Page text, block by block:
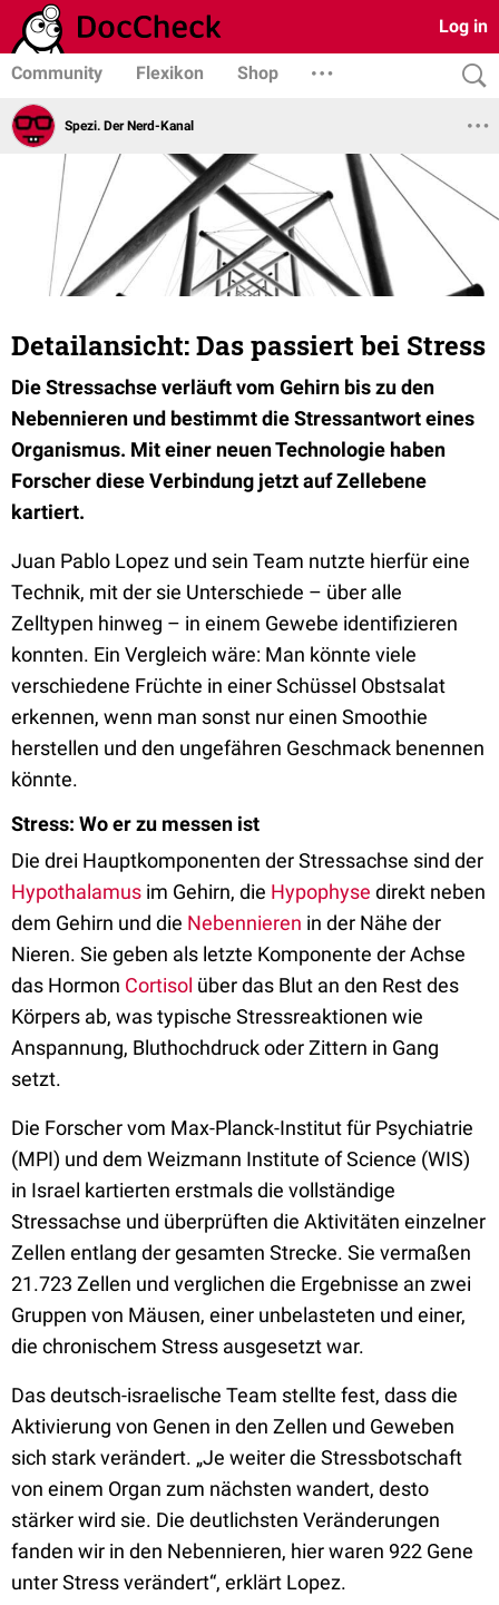
Log in
Community Flexikon Shop
Spezi. Der Nerd-Kanal
Detailansicht: Das passiert bei Stress
Die Stressachse verläuft vom Gehirn bis zu den
Nebennieren und bestimmt die Stressantwort eines
Organismus. Mit einer neuen Technologie haben
Forscher diese Verbindung jetzt auf Zellebene
kartiert.
Juan Pablo Lopez und sein Team nutzte hierfür eine
Technik, mit der sie Unterschiede – über alle
Zelltypen hinweg – in einem Gewebe identifizieren
konnten. Ein Vergleich wäre: Man könnte viele
verschiedene Früchte in einer Schüssel Obstsalat
erkennen, wenn man sonst nur einen Smoothie
herstellen und den ungefähren Geschmack benennen
könnte.
Stress: Wo er zu messen ist
Die drei Hauptkomponenten der Stressachse sind der
Hypothalamus im Gehirn, die Hypophyse direkt neben
dem Gehirn und die Nebennieren in der Nähe der
Nieren. Sie geben als letzte Komponente der Achse
das Hormon Cortisol über das Blut an den Rest des
Körpers ab, was typische Stressreaktionen wie
Anspannung, Bluthochdruck oder Zittern in Gang
setzt.
Die Forscher vom Max-Planck-Institut für Psychiatrie
(MPI) und dem Weizmann Institute of Science (WIS)
in Israel kartierten erstmals die vollständige
Stressachse und überprüften die Aktivitäten einzelner
Zellen entlang der gesamten Strecke. Sie vermaßen
21.723 Zellen und verglichen die Ergebnisse an zwei
Gruppen von Mäusen, einer unbelasteten und einer,
die chronischem Stress ausgesetzt war.
Das deutsch-israelische Team stellte fest, dass die
Aktivierung von Genen in den Zellen und Geweben
sich stark verändert. „Je weiter die Stressbotschaft
von einem Organ zum nächsten wandert, desto
stärker wird sie. Die deutlichsten Veränderungen
fanden wir in den Nebennieren, hier waren 922 Gene
unter Stress verändert“, erklärt Lopez.